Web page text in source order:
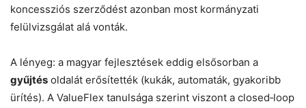
koncessziós szerződést azonban most kormányzati
felülvizsgálat alá vonták.
A lényeg: a magyar fejlesztések eddig elsősorban a
gyűjtés oldalát erősítették (kukák, automaták, gyakoribb
ürítés). A ValueFlex tanulsága szerint viszont a closed‑loop